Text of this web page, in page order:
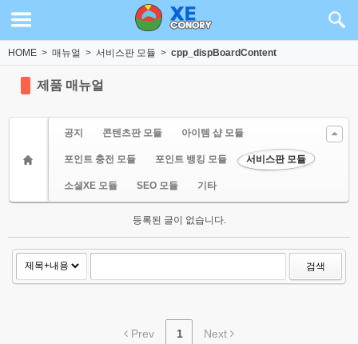
HOME > 매뉴얼 > 서비스판 모듈 > cpp_dispBoardContent
제품 매뉴얼
공지 콘텐츠판 모듈 아이템 샵 모듈
포인트 충전 모듈 포인트 뱅킹 모듈 서비스판 모듈
소셜XE 모듈 SEO 모듈 기타
등록된 글이 없습니다.
검색
Prev 1 Next